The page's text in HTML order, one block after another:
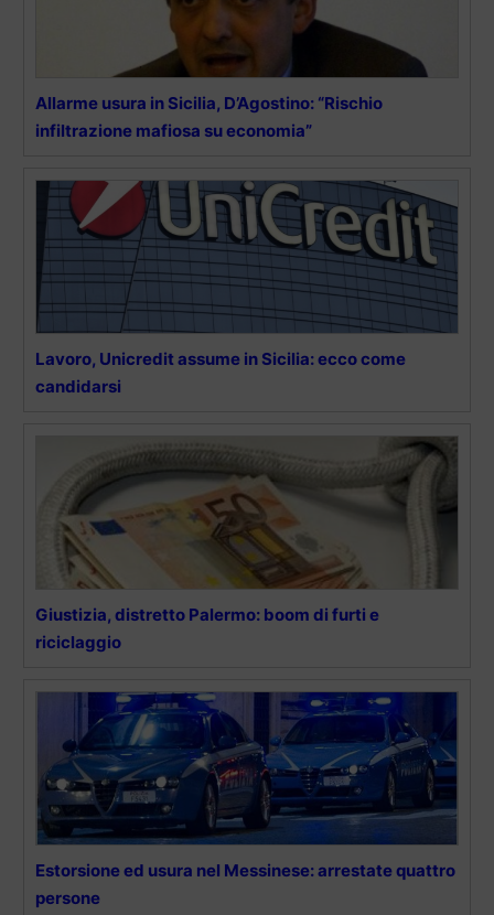
Allarme usura in Sicilia, D’Agostino: “Rischio
infiltrazione mafiosa su economia”
Lavoro, Unicredit assume in Sicilia: ecco come
candidarsi
Giustizia, distretto Palermo: boom di furti e
riciclaggio
Estorsione ed usura nel Messinese: arrestate quattro
persone